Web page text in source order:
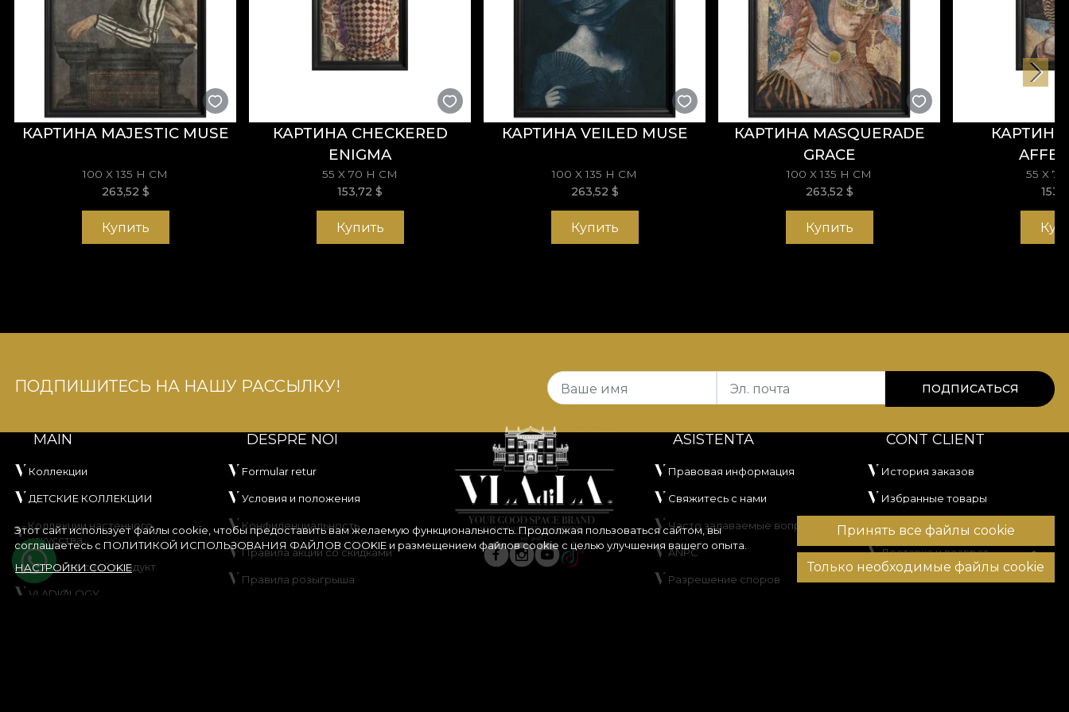
КАРТИНА MAJESTIC MUSE
100 X 135 H СМ
263,52 $
Купить
КАРТИНА CHECKERED
ENIGMA
55 X 70 H СМ
153,72$
Купить
КАРТИНА VEILED MUSE
100 X 135 H СМ
263,52 $
Купить
КАРТИНА MASQUERADE
GRACE
100 X 135 H СМ
263,52 $
Купить
КАРТИНА
55 X
Этот сайт использует файлы cookie, чтобы предоставить вам желаемую функциональность. Продолжая пользоваться сайтом, вы
соглашаетесь с ПОЛИТИКОЙ ИСПОЛЬЗОВАНИЯ ФАЙЛОВ COOKIE и размещением файлов cookie с целью улучшения вашего опыта.
НАСТРОЙКИ COOKIE
Принять все файлы cookie
Только необходимые файлы cookie
ПОДПИШИТЕСЬ НА НАШУ РАССЫЛКУ! Ваше имя Эл. почта ПОДПИСАТЬСЯ
MAIN
Коллекции
ДЕТСКИЕ КОЛЛЕКЦИИ
Коллекции настенного
искусства
Создайте свой продукт
VLADIØLOGY
DESPRE NOI
Formular retur
Условия и положения
Конфиденциальность
Правила акции со скидками
Правила розыгрыша
ASISTENTA
Правовая информация
Свяжитесь с нами
Часто задаваемые вопросы
ANPC
Разрешение споров
CONT CLIENT
История заказов
Избранные товары
Способы оплаты
Доставка и возврат